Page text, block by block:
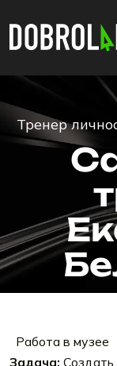
Тренер
Работа в музее
Задача: Создать